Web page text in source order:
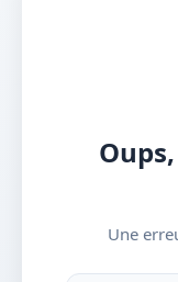
Une